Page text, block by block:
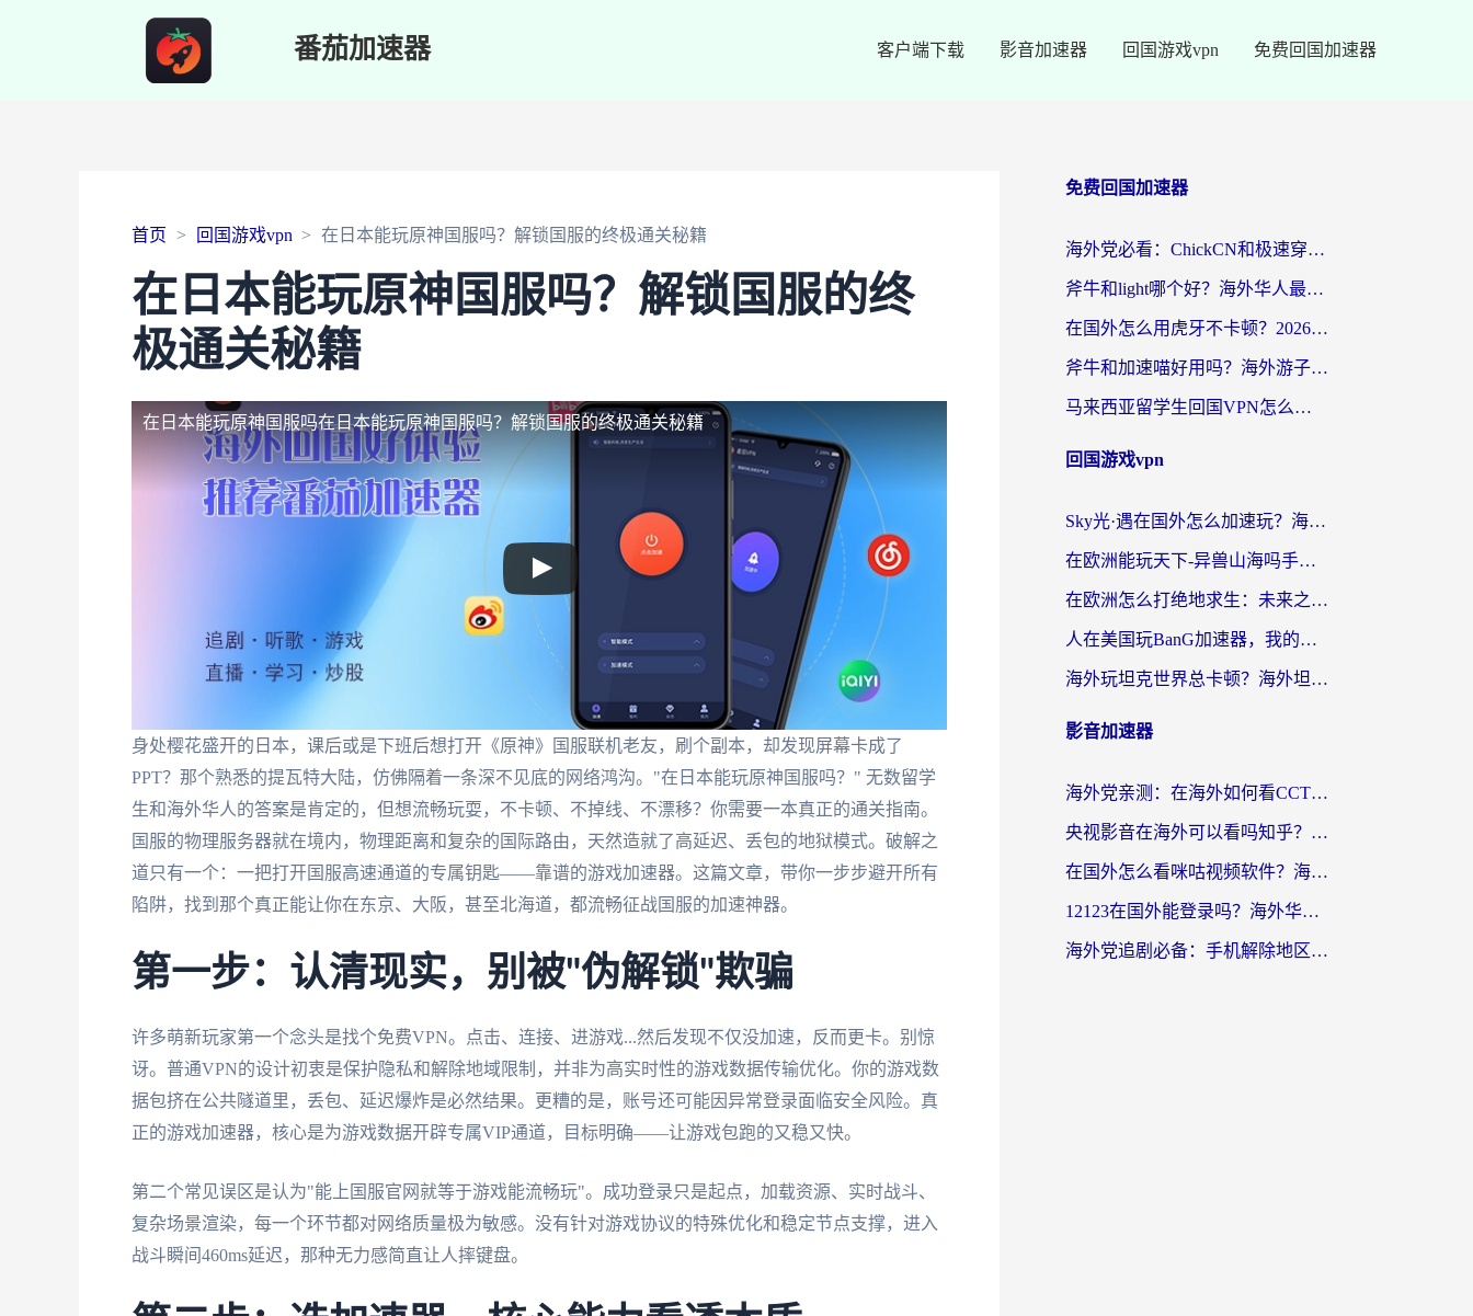
番茄加速器 客户端下载 影音加速器 回国游戏vpn 免费回国加速器
首页 回国游戏vpn 在日本能玩原神国服吗？解锁国服的终极通关秘籍
在日本能玩原神国服吗？解锁国服的终
极通关秘籍
在日本能玩原神国服吗在日本能玩原神国服吗？解锁国服的终极通关秘籍
身处樱花盛开的日本，课后或是下班后想打开《原神》国服联机老友，刷个副本，却发现屏幕卡成了
PPT？那个熟悉的提瓦特大陆，仿佛隔着一条深不见底的网络鸿沟。"在日本能玩原神国服吗？" 无数留学
生和海外华人的答案是肯定的，但想流畅玩耍，不卡顿、不掉线、不漂移？你需要一本真正的通关指南。
国服的物理服务器就在境内，物理距离和复杂的国际路由，天然造就了高延迟、丢包的地狱模式。破解之
道只有一个：一把打开国服高速通道的专属钥匙——靠谱的游戏加速器。这篇文章，带你一步步避开所有
陷阱，找到那个真正能让你在东京、大阪，甚至北海道，都流畅征战国服的加速神器。
第一步：认清现实，别被"伪解锁"欺骗
许多萌新玩家第一个念头是找个免费VPN。点击、连接、进游戏...然后发现不仅没加速，反而更卡。别惊
讶。普通VPN的设计初衷是保护隐私和解除地域限制，并非为高实时性的游戏数据传输优化。你的游戏数
据包挤在公共隧道里，丢包、延迟爆炸是必然结果。更糟的是，账号还可能因异常登录面临安全风险。真
正的游戏加速器，核心是为游戏数据开辟专属VIP通道，目标明确——让游戏包跑的又稳又快。
第二个常见误区是认为"能上国服官网就等于游戏能流畅玩"。成功登录只是起点，加载资源、实时战斗、
复杂场景渲染，每一个环节都对网络质量极为敏感。没有针对游戏协议的特殊优化和稳定节点支撑，进入
战斗瞬间460ms延迟，那种无力感简直让人摔键盘。
免费回国加速器
海外党必看：ChickCN和极速穿梭VPN好用吗？3招教你选对回国加速器无缝刷国内资源
斧牛和light哪个好？海外华人最关心的回国加速器选择难题，一篇讲透
在国外怎么用虎牙不卡顿？2026海外华人亲测有效的回国加速器选择指南
斧牛和加速喵好用吗？海外游子的真实选择困境
马来西亚留学生回国VPN怎么选？3个避坑点+1款实测好用的加速器推荐
回国游戏vpn
Sky光·遇在国外怎么加速玩？海外党亲测有效的国服游戏加速指南
在欧洲能玩天下-异兽山海吗手游？海外玩家的加速器生存指南
在欧洲怎么打绝地求生：未来之役不卡？留学生亲测的加速器避坑指南
人在美国玩BanG加速器，我的延迟终于绿了
海外玩坦克世界总卡顿？海外坦克世界加速器有哪些？实测好用的选择在这里
影音加速器
海外党亲测：在海外如何看CCTV？告别“仅限大陆播放”的实用指南
央视影音在海外可以看吗知乎？留学生亲测：3步解决地域限制+追剧自由
在国外怎么看咪咕视频软件？海外党亲测有效的回国加速方案
12123在国外能登录吗？海外华人必看的回国加速实用指南
海外党追剧必备：手机解除地区限制app怎么选？解决央视视频&国内剧地区限制全指南